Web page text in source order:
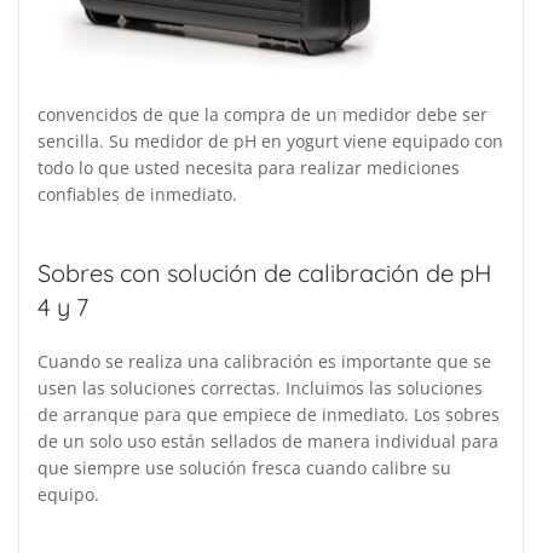
convencidos de que la compra de un medidor debe ser
sencilla. Su medidor de pH en yogurt viene equipado con
todo lo que usted necesita para realizar mediciones
confiables de inmediato.
Sobres con solución de calibración de pH
4 y 7
Cuando se realiza una calibración es importante que se
usen las soluciones correctas. Incluimos las soluciones
de arranque para que empiece de inmediato. Los sobres
de un solo uso están sellados de manera individual para
que siempre use solución fresca cuando calibre su
equipo.